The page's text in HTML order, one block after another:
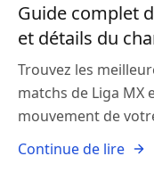
Guide complet
et détails du
Trouvez les
matchs de Liga MX
mouvement de
Continue de lire